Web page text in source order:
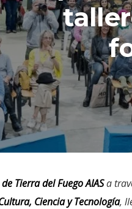
Tierra del Fuego AIASa
Ciencia y Tecnología,